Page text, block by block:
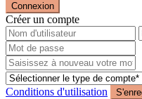
Connexion
Créer un compte
Conditions d'utilisation